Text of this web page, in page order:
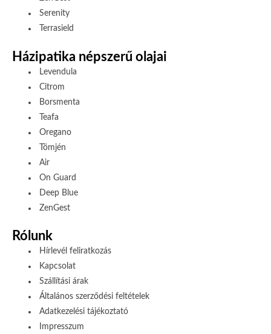
Serenity
Terrasield
Házipatika népszerű olajai
Levendula
Citrom
Borsmenta
Teafa
Oregano
Tömjén
Air
On Guard
Deep Blue
ZenGest
Rólunk
Hírlevél feliratkozás
Kapcsolat
Szállítási árak
Általános szerződési feltételek
Adatkezelési tájékoztató
Impresszum